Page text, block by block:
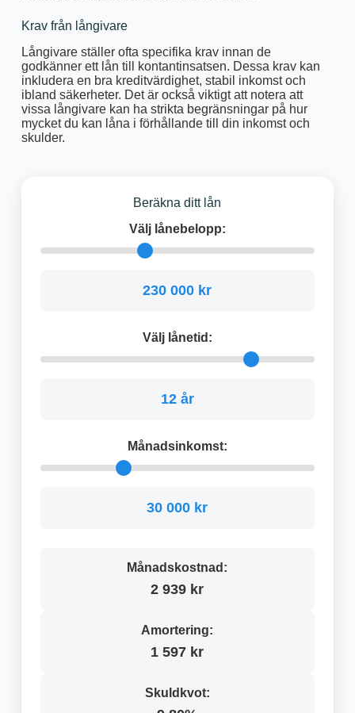
Krav från långivare
Långivare ställer ofta specifika krav innan de
godkänner ett lån till kontantinsatsen. Dessa krav kan
inkludera en bra kreditvärdighet, stabil inkomst och
ibland säkerheter. Det är också viktigt att notera att
vissa långivare kan ha strikta begränsningar på hur
mycket du kan låna i förhållande till din inkomst och
skulder.
Beräkna ditt lån
Välj lånebelopp:
230 000 kr
Välj lånetid:
12 år
Månadsinkomst:
30 000 kr
Månadskostnad:
2 939 kr
Amortering:
1 597 kr
Skuldkvot: